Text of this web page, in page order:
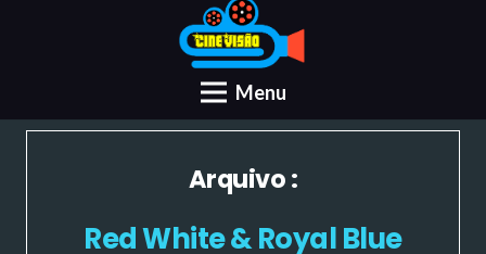
Menu
Arquivo :
Red White & Royal Blue